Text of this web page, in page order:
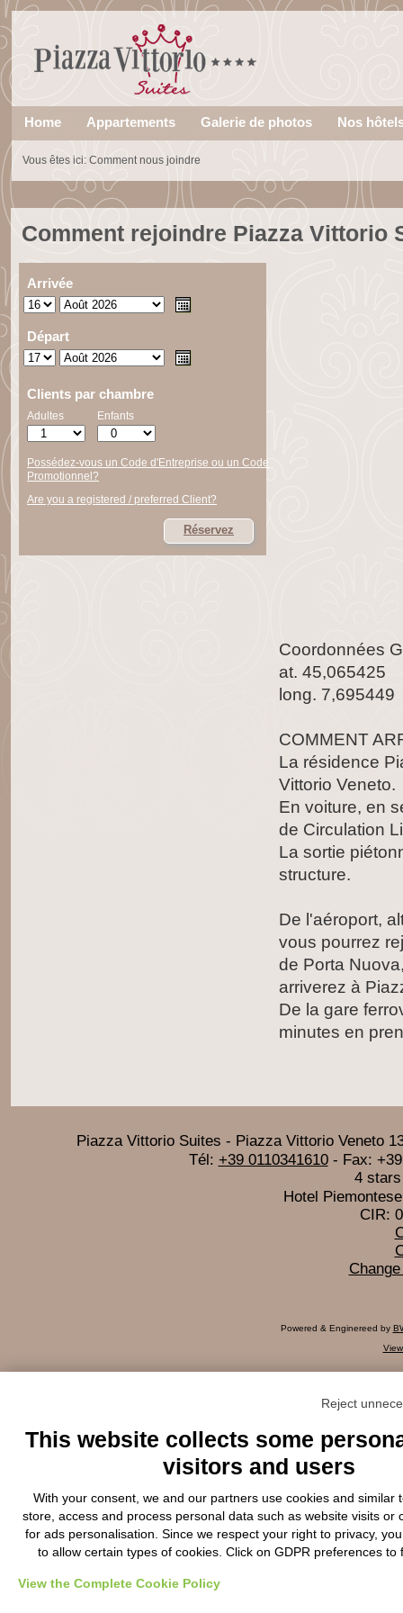
Home Appartements Galerie de photos Nos
Vous êtes ici: Comment nous joindre
Comment rejoindre Piazza Vittorio
Arrivée
Départ
Clients par chambre
Adultes Enfants
Possédez-vous un Code d'Entreprise ou un Code
Promotionnel?
Are you a registered / preferred Client?
Réservez
Coordonnées
at. 45,065425
long. 7,695449
COMMENT
La résidence
Vittorio Veneto.
En voiture, en
de Circulation
La sortie
structure.
De l'aéroport,
vous pourrez
de Porta
arriverez à
De la gare
minutes en
Piazza Vittorio Suites - Piazza Vittorio Veneto
Tél: +39 0110341610- Fax:
4
Hotel
CIR:
Powered & Enginereed by
Reject
This website collects some
visitors and users
With your consent, we and our partners use cookies and similar
store, access and process personal data such as website visits or
for ads personalisation. Since we respect your right to privacy,
to allow certain types of cookies. Click on GDPR preferences to
View the Complete Cookie Policy